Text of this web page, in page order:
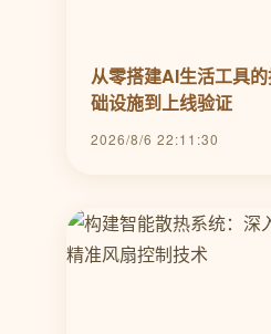
从零搭建AI生活工具
础设施到上线验证
2026/8/6 22:11:30